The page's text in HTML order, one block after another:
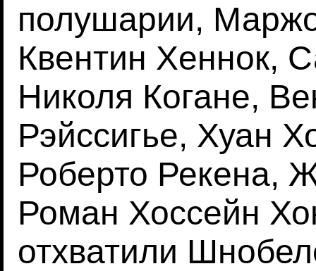
полушарии,
Квентин Хеннок,
Николя Когане,
Рэйссигье, Хуан
Роберто Рекена,
Роман Хоссейн
отхватили